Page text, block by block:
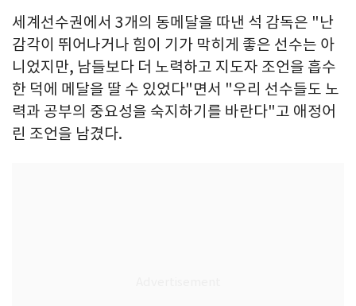
세계선수권에서 3개의 동메달을 따낸 석 감독은 "난
감각이 뛰어나거나 힘이 기가 막히게 좋은 선수는 아
니었지만, 남들보다 더 노력하고 지도자 조언을 흡수
한 덕에 메달을 딸 수 있었다"면서 "우리 선수들도 노
력과 공부의 중요성을 숙지하기를 바란다"고 애정어
린 조언을 남겼다.